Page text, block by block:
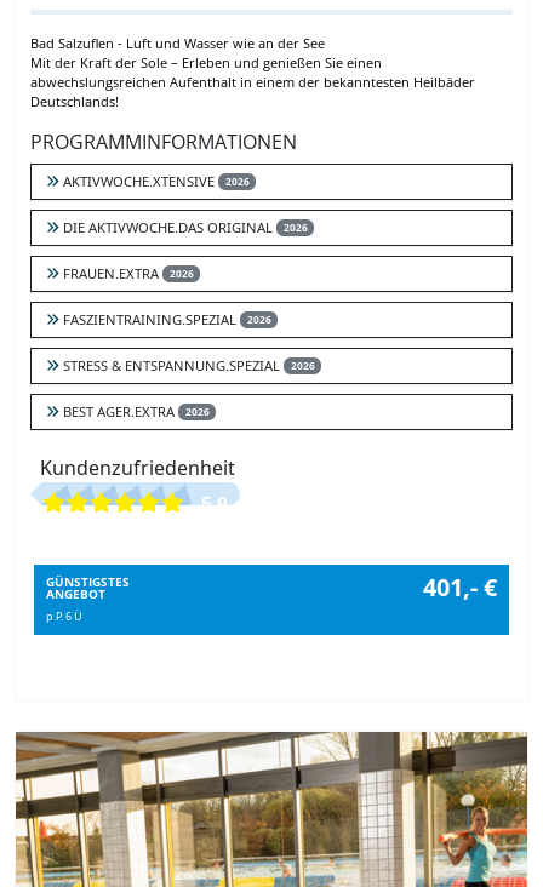
Bad Salzuflen - Luft und Wasser wie an der See
Mit der Kraft der Sole – Erleben und genießen Sie einen
abwechslungsreichen Aufenthalt in einem der bekanntesten Heilbäder
Deutschlands!
PROGRAMMINFORMATIONEN
AKTIVWOCHE.XTENSIVE 2026
DIE AKTIVWOCHE.DAS ORIGINAL 2026
FRAUEN.EXTRA 2026
FASZIENTRAINING.SPEZIAL 2026
STRESS & ENTSPANNUNG.SPEZIAL 2026
BEST AGER.EXTRA 2026
Kundenzufriedenheit
5.9
GÜNSTIGSTES
ANGEBOT 401,- €
p.P. 6 Ü